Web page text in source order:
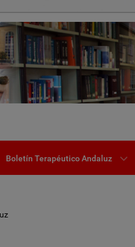
Boletín Terapéutico Andaluz